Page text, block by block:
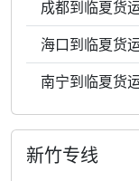
成都到临夏货
海口到临夏货
南宁到临夏货
新竹专线